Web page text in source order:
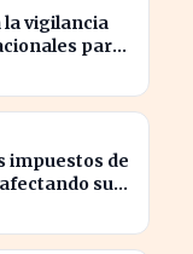
vigilancia
para
impuestos de
su